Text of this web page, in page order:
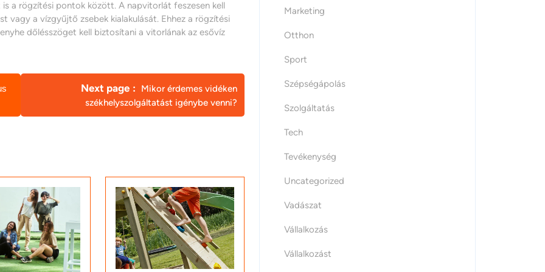
a rögzítési pontok között. A napvitorlát feszesen kell
vagy a vízgyűjtő zsebek kialakulását. Ehhez a rögzítési
dőlésszöget kell biztosítani a vitorlának az esővíz
Next page
Mikor érdemes vidéken
székhelyszolgáltatást igénybe venni?
Marketing
Otthon
Sport
Szépségápolás
Szolgáltatás
Tech
Tevékenység
Uncategorized
Vadászat
Vállalkozás
Vállalkozást